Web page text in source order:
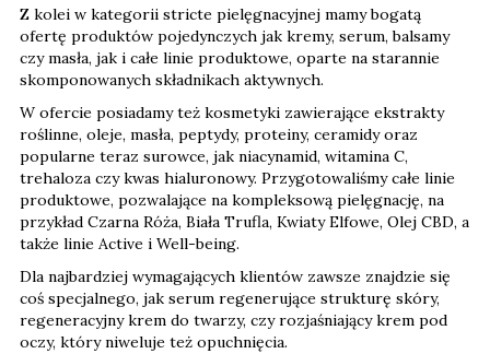
Z kolei w kategorii stricte pielęgnacyjnej mamy bogatą
ofertę produktów pojedynczych jak kremy, serum, balsamy
czy masła, jak i całe linie produktowe, oparte na starannie
skomponowanych składnikach aktywnych.
W ofercie posiadamy też kosmetyki zawierające ekstrakty
roślinne, oleje, masła, peptydy, proteiny, ceramidy oraz
popularne teraz surowce, jak niacynamid, witamina C,
trehaloza czy kwas hialuronowy. Przygotowaliśmy całe linie
produktowe, pozwalające na kompleksową pielęgnację, na
przykład Czarna Róża, Biała Trufla, Kwiaty Elfowe, Olej CBD, a
także linie Active i Well-being.
Dla najbardziej wymagających klientów zawsze znajdzie się
coś specjalnego, jak serum regenerujące strukturę skóry,
regeneracyjny krem do twarzy, czy rozjaśniający krem pod
oczy, który niweluje też opuchnięcia.